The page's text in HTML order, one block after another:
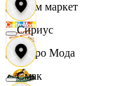
Хоум маркет
Цетро Мода
Сириус
Смак